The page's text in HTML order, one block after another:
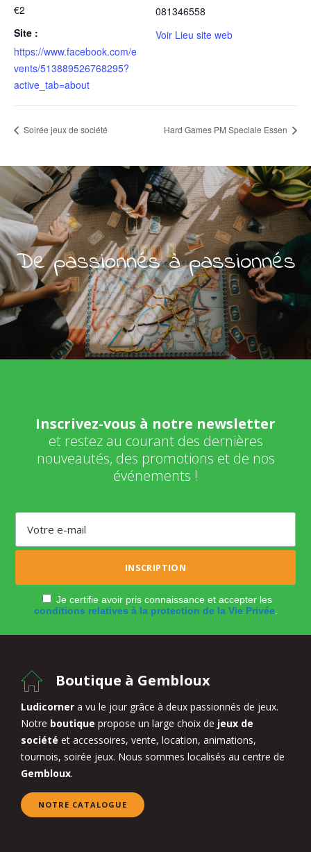
€2
Site :
https://www.facebook.com/e
vents/513889526768295?
active_tab=about
081346558
Voir Lieu site web
Soirée jeux de société Hard Games PM Speciale Essen
De passionnés à passionnés
Inscrivez-vous à notre newsletter
et restez au courant des dernières
nouveautés, des promotions et de nos
événements !
Je certifie avoir pris connaissance et accepter les
conditions relatives à la protection de la Vie Privée.
Boutique à Gembloux
Ludicorner a vu le jour grâce à deux passionnés de jeux.
Notre boutique propose un large choix de jeux de
société et accessoires, vente, location, animations,
tournois, soirée jeux. Nous sommes localisés au centre de
Gembloux.
NOTRE CATALOGUE